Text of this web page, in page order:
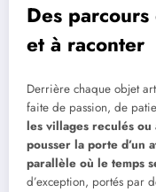
Des
et à raconter
Derrière chaque objet
faite de passion, de
les villages reculés
pousser la porte d’un
parallèle où le temps
d’exception, portés par